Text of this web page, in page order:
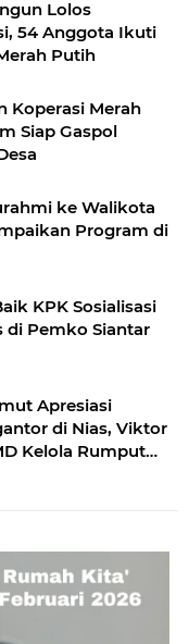
Lolos
54 Anggota Ikuti
Putih
Koperasi Merah
Siap Gaspol
ke Walikota
Program di
KPK Sosialisasi
di Pemko Siantar
Apresiasi
di Nias, Viktor
Kelola Rumput